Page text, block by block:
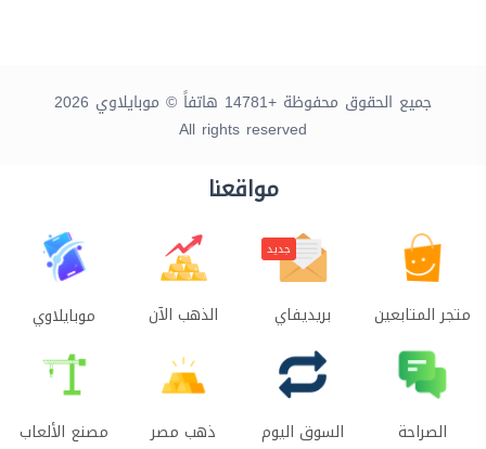
جميع الحقوق محفوظة +14781 هاتفاً © موبايلاوي 2026
All rights reserved